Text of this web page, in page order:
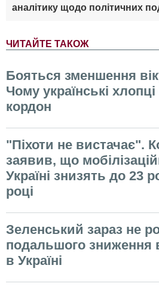
аналітику щодо політичних
ЧИТАЙТЕ ТАКОЖ
Бояться зменшення
Чому українські
кордон
"Піхоти не вистачає".
заявив, що
Україні знизять до 23
році
Зеленський зараз не
подальшого зниження
в Україні